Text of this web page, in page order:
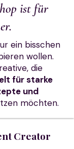
ist für
ein bisschen
wollen.
die
für starke
und
möchten.
Creator